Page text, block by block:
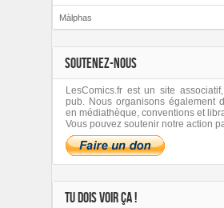
Màlphas
SOUTENEZ-NOUS
LesComics.fr est un site
pub. Nous organisons également
en médiathèque, conventions et
Vous pouvez soutenir notre action
TU DOIS VOIR ÇA !